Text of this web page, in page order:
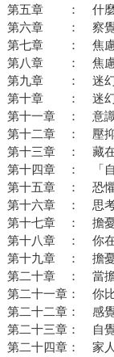
第五章 ： 什麼
第六章 ： 察覺
第七章 ： 焦慮
第八章 ： 焦慮
第九章 ： 迷幻
第十章 ： 迷幻
第十一章 ： 意識
第十二章 ： 壓抑
第十三章 ： 藏在
第十四章 ： 「自
第十五章 ： 恐懼
第十六章 ： 思考
第十七章 ： 擔憂
第十八章 ： 你在
第十九章 ： 擔憂
第二十章 ： 當擔
第二十一章： 你
第二十二章： 感
第二十三章： 自
第二十四章： 家